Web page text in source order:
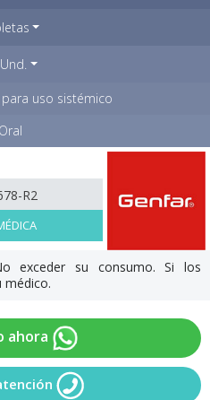
uso sistémico
Oral
R2
exceder su consumo. Si los
médico.
ahora